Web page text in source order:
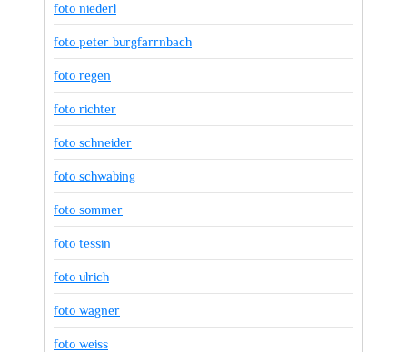
foto niederl
foto peter burgfarrnbach
foto regen
foto richter
foto schneider
foto schwabing
foto sommer
foto tessin
foto ulrich
foto wagner
foto weiss